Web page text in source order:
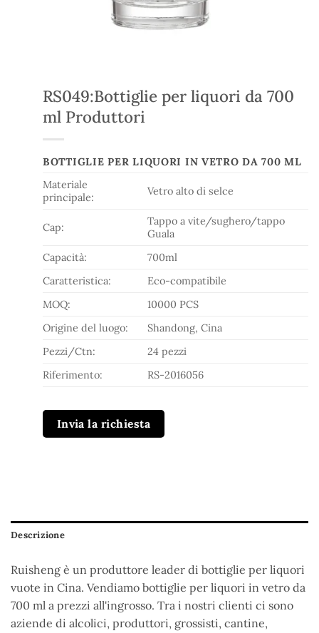
RS049:Bottiglie per liquori da 700
ml Produttori
BOTTIGLIE PER LIQUORI IN VETRO DA 700 ML
Materiale
principale:
Vetro alto di selce
Cap:
Tappo a vite/sughero/tappo
Guala
Capacità:
700ml
Caratteristica:
Eco-compatibile
MOQ:
10000 PCS
Origine del luogo:
Shandong, Cina
Pezzi/Ctn:
24 pezzi
Riferimento:
RS-2016056
Invia la richiesta
Descrizione
Ruisheng è un produttore leader di bottiglie per liquori
vuote in Cina. Vendiamo bottiglie per liquori in vetro da
700 ml a prezzi all'ingrosso. Tra i nostri clienti ci sono
aziende di alcolici, produttori, grossisti, cantine,